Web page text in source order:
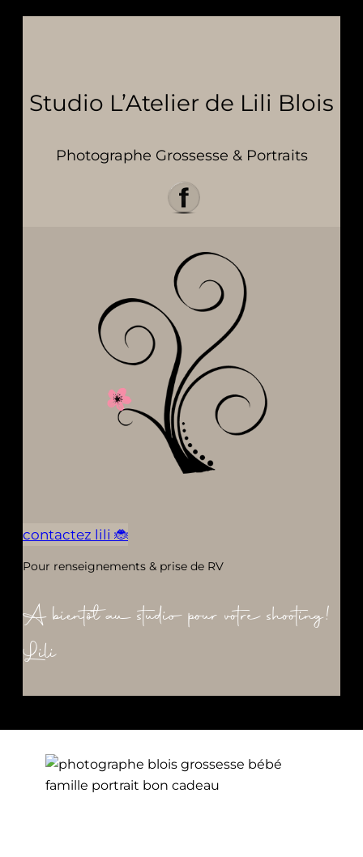
Studio L’Atelier de Lili Blois
Photographe Grossesse & Portraits
contactez lili 🐞
Pour renseignements & prise de RV
A bientôt au studio pour votre shooting!
Lili